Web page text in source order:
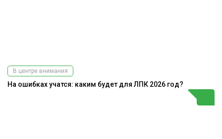
В центре внимания
На ошибках учатся: каким будет для ЛПК 2026 год?